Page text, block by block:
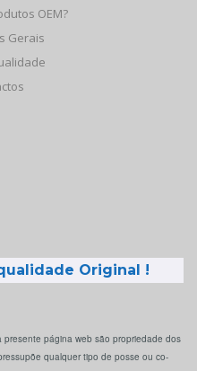
OEM?
Gerais
Original !
página web são propriedade dos
qualquer tipo de posse ou co-